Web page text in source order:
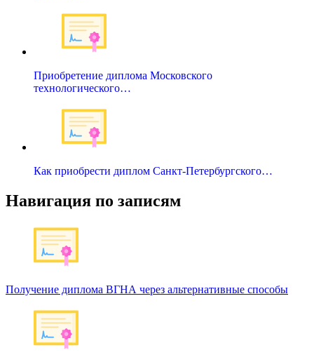
Приобретение диплома Московского
технологического…
Как приобрести диплом Санкт-Петербургского…
Навигация по записям
Получение диплома ВГНА через альтернативные способы